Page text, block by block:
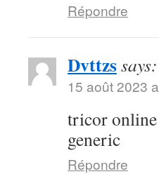
Répondre
Dvttzssays:
15 août 2023
tricor
generic
Répondre